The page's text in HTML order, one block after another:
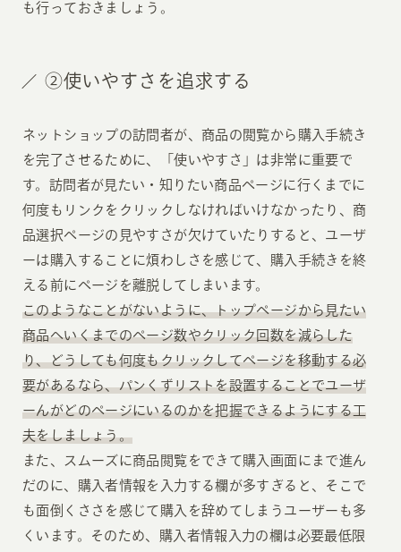
も行っておきましょう。
②使いやすさを追求する
ネットショップの訪問者が、商品の閲覧から購入手続き
を完了させるために、「使いやすさ」は非常に重要で
す。訪問者が見たい・知りたい商品ページに行くまでに
何度もリンクをクリックしなければいけなかったり、商
品選択ページの見やすさが欠けていたりすると、ユーザ
ーは購入することに煩わしさを感じて、購入手続きを終
える前にページを離脱してしまいます。
このようなことがないように、トップページから見たい
商品へいくまでのページ数やクリック回数を減らした
り、どうしても何度もクリックしてページを移動する必
要があるなら、パンくずリストを設置することでユーザ
ーんがどのページにいるのかを把握できるようにする工
夫をしましょう。
また、スムーズに商品閲覧をできて購入画面にまで進ん
だのに、購入者情報を入力する欄が多すぎると、そこで
も面倒くささを感じて購入を辞めてしまうユーザーも多
くいます。そのため、購入者情報入力の欄は必要最低限